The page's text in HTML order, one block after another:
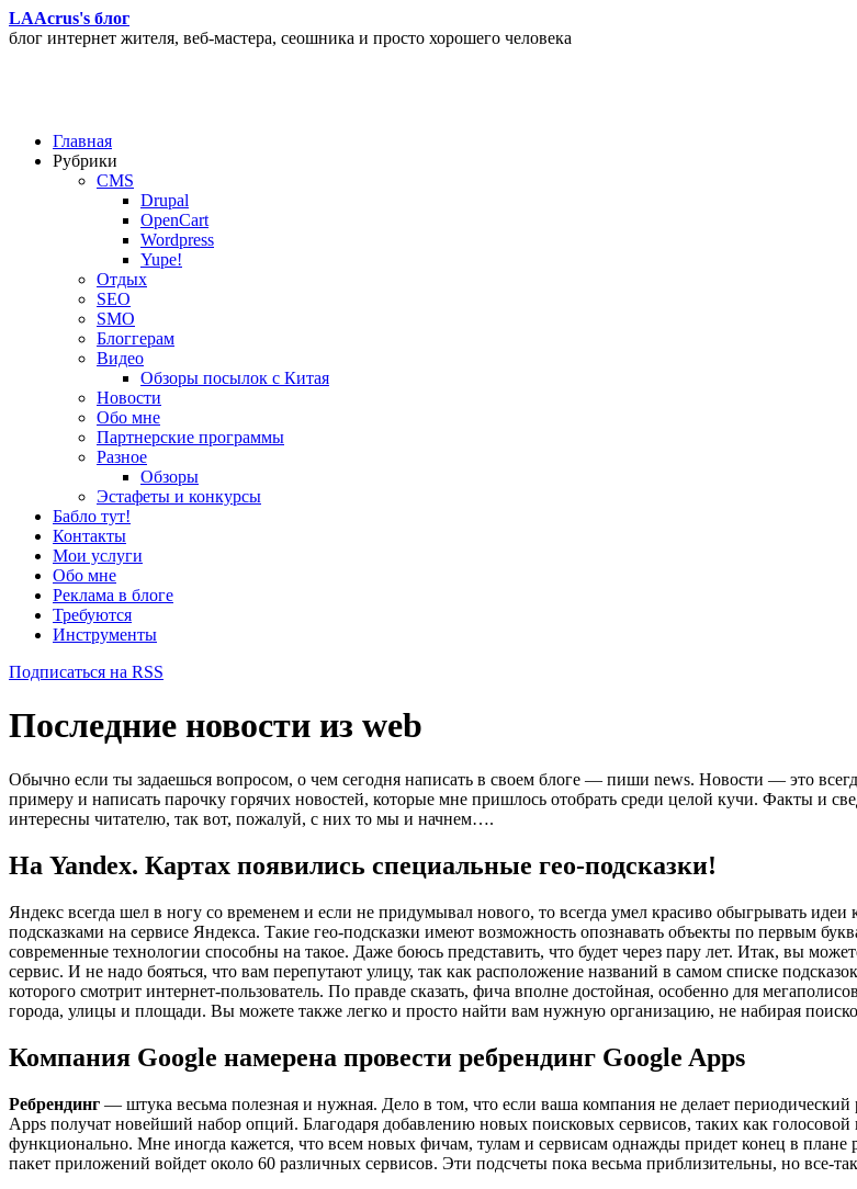
LAAcrus's блог
блог интернет жителя, веб-мастера, сеошника и просто хорошего человека
Главная
Рубрики
CMS
Drupal
OpenCart
Wordpress
Yupe!
Oтдых
SEO
SMO
Блоггерам
Видео
Обзоры посылок с Китая
Новости
Обо мне
Партнерские программы
Разное
Обзоры
Эстафеты и конкурсы
Бабло тут!
Контакты
Мои услуги
Обо мне
Реклама в блоге
Требуются
Инструменты
Подписаться на RSS
Последние новости из web
Обычно если ты задаешься вопросом, о чем сегодня написать в своем блоге — пиши news. Новости — это
примеру и написать парочку горячих новостей, которые мне пришлось отобрать среди целой кучи. Факты и
интересны читателю, так вот, пожалуй, с них то мы и начнем….
На Yandex. Картах появились специальные гео-подсказки!
Яндекс всегда шел в ногу со временем и если не придумывал нового, то всегда умел красиво обыгрывать
подсказками на сервисе Яндекса. Такие гео-подсказки имеют возможность опознавать объекты по первым
современные технологии способны на такое. Даже боюсь представить, что будет через пару лет. Итак, вы
сервис. И не надо бояться, что вам перепутают улицу, так как расположение названий в самом списке
которого смотрит интернет-пользователь. По правде сказать, фича вполне достойная, особенно для
города, улицы и площади. Вы можете также легко и просто найти вам нужную организацию, не набирая
Компания Google намерена провести ребрендинг Google Apps
Ребрендинг — штука весьма полезная и нужная. Дело в том, что если ваша компания не делает
Apps получат новейший набор опций. Благодаря добавлению новых поисковых сервисов, таких как голосовой
функционально. Мне иногда кажется, что всем новых фичам, тулам и сервисам однажды придет конец в
пакет приложений войдет около 60 различных сервисов. Эти подсчеты пока весьма приблизительны, но все-